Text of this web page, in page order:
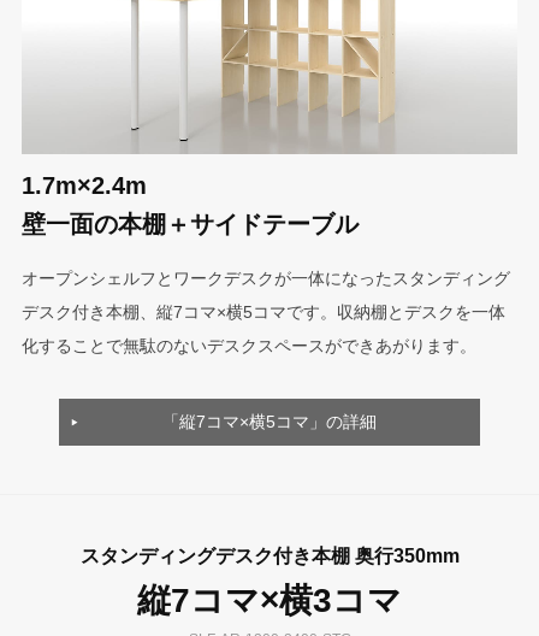
1.7m×2.4m
壁一面の本棚＋サイドテーブル
オープンシェルフとワークデスクが一体になったスタンディング
デスク付き本棚、縦7コマ×横5コマです。収納棚とデスクを一体
化することで無駄のないデスクスペースができあがります。
「縦7コマ×横5コマ」の詳細
スタンディングデスク付き本棚 奥行350mm
縦7コマ×横3コマ